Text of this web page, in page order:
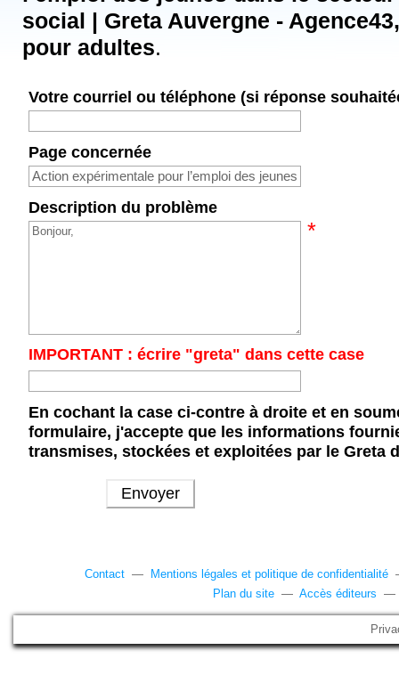
social | Greta Auvergne -
pour adultes.
Votre courriel ou téléphone (si réponse
Page concernée
Description du problème
*
IMPORTANT : écrire "greta" dans cette case
En cochant la case ci-contre à droite et en
formulaire, j'accepte que les informations
transmises, stockées et exploitées par le Greta
Contact — Mentions légales et politique de confidentialité
Plan du site — Accès éditeurs